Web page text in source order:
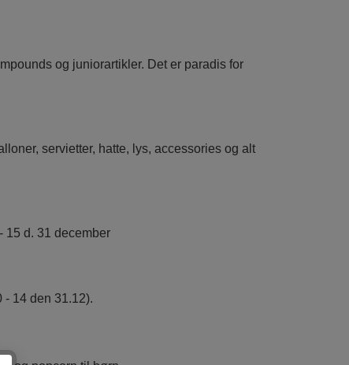
og juniorartikler. Det er paradis for
servietter, hatte, lys, accessories og alt
15 d. 31 december
- 14 den 31.12).